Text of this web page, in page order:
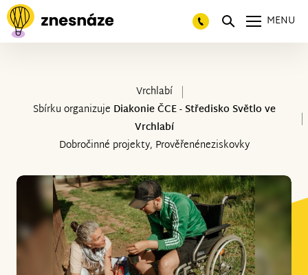
MENU
Vrchlabí
Sbírku organizuje Diakonie ČCE - Středisko Světlo ve
Vrchlabí
Dobročinné projekty, Prověřenéneziskovky